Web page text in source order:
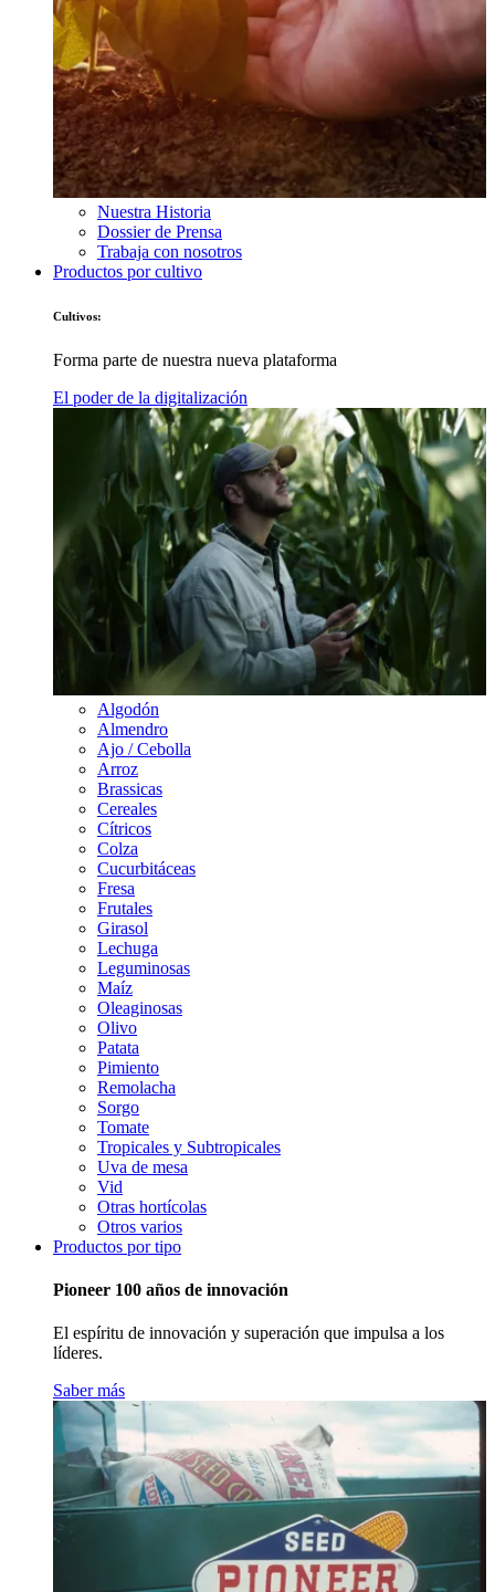
Nuestra Historia
Dossier de Prensa
Trabaja con nosotros
Productos por cultivo
Cultivos:
Forma parte de nuestra nueva plataforma
El poder de la digitalización
Algodón
Almendro
Ajo / Cebolla
Arroz
Brassicas
Cereales
Cítricos
Colza
Cucurbitáceas
Fresa
Frutales
Girasol
Lechuga
Leguminosas
Maíz
Oleaginosas
Olivo
Patata
Pimiento
Remolacha
Sorgo
Tomate
Tropicales y Subtropicales
Uva de mesa
Vid
Otras hortícolas
Otros varios
Productos por tipo
Pioneer 100 años de innovación
El espíritu de innovación y superación que impulsa a los
líderes.
Saber más